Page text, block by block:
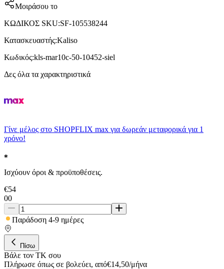
Μοιράσου το
ΚΩΔΙΚΟΣ SKU:SF-105538244
Κατασκευαστής:Kaliso
Κωδικός:kls-mar10c-50-10452-siel
Δες όλα τα χαρακτηριστικά
Γίνε μέλος στο SHOPFLIX max για δωρεάν μεταφορικά για 1
χρόνο!
Ισχύουν όροι & προϋποθέσεις.
€54
00
Παράδοση 4-9 ημέρες
Πίσω
Βάλε τον ΤΚ σου
Πλήρωσε όπως σε βολεύει, από€14,50/μήνα